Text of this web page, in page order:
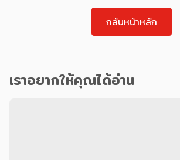
กลับหน้าหลัก
เราอยากให้คุณได้อ่าน